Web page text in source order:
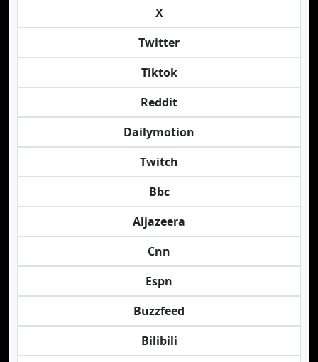
X
Twitter
Tiktok
Reddit
Dailymotion
Twitch
Bbc
Aljazeera
Cnn
Espn
Buzzfeed
Bilibili